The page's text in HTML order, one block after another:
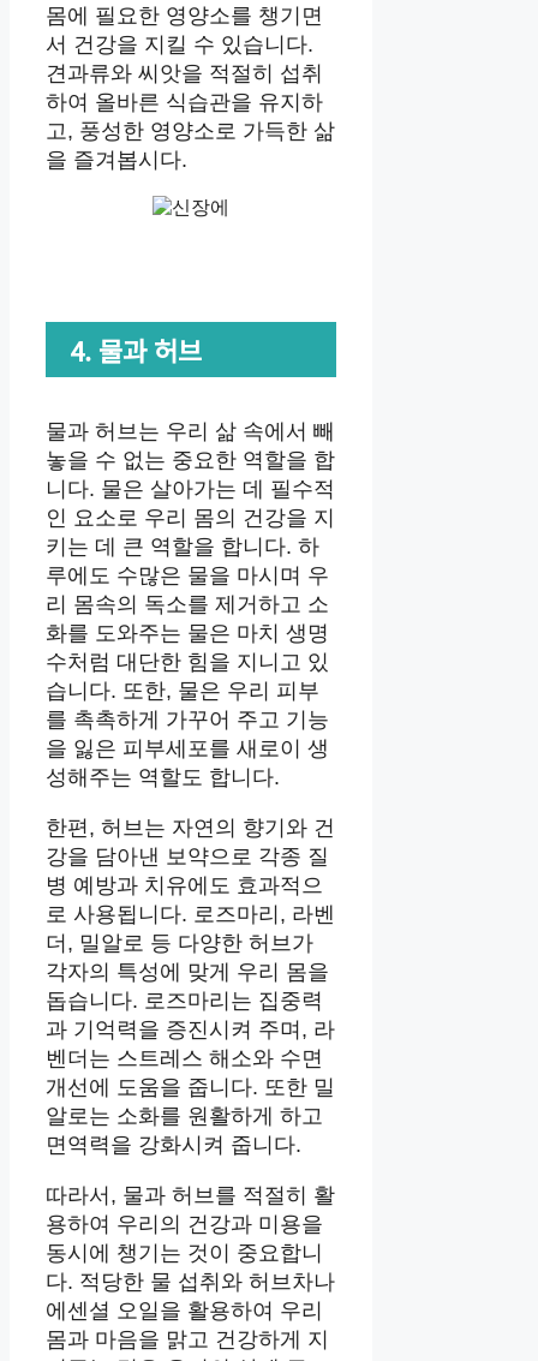
몸에 필요한 영양소를 챙기면
서 건강을 지킬 수 있습니다.
견과류와 씨앗을 적절히 섭취
하여 올바른 식습관을 유지하
고, 풍성한 영양소로 가득한 삶
을 즐겨봅시다.
4. 물과 허브
물과 허브는 우리 삶 속에서 빼
놓을 수 없는 중요한 역할을 합
니다. 물은 살아가는 데 필수적
인 요소로 우리 몸의 건강을 지
키는 데 큰 역할을 합니다. 하
루에도 수많은 물을 마시며 우
리 몸속의 독소를 제거하고 소
화를 도와주는 물은 마치 생명
수처럼 대단한 힘을 지니고 있
습니다. 또한, 물은 우리 피부
를 촉촉하게 가꾸어 주고 기능
을 잃은 피부세포를 새로이 생
성해주는 역할도 합니다.
한편, 허브는 자연의 향기와 건
강을 담아낸 보약으로 각종 질
병 예방과 치유에도 효과적으
로 사용됩니다. 로즈마리, 라벤
더, 밀알로 등 다양한 허브가
각자의 특성에 맞게 우리 몸을
돕습니다. 로즈마리는 집중력
과 기억력을 증진시켜 주며, 라
벤더는 스트레스 해소와 수면
개선에 도움을 줍니다. 또한 밀
알로는 소화를 원활하게 하고
면역력을 강화시켜 줍니다.
따라서, 물과 허브를 적절히 활
용하여 우리의 건강과 미용을
동시에 챙기는 것이 중요합니
다. 적당한 물 섭취와 허브차나
에센셜 오일을 활용하여 우리
몸과 마음을 맑고 건강하게 지